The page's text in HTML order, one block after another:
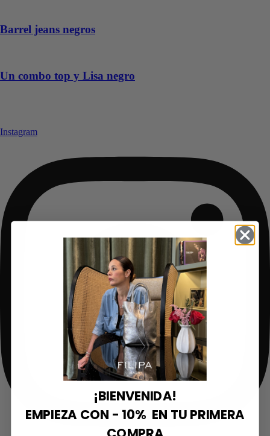
Barrel jeans negros
Un combo top y Lisa negro
Instagram
¡BIENVENIDA!
EMPIEZA CON - 10% EN TU PRIMERA